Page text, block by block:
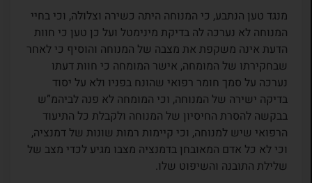
מנגד טען הנתבע, כי המנוחה היתה כשירה וצלולה, וכי בחיי
המנוחה לא נערכה לה בדיקת מינימטל ועל כן טען כי חוות
הדעת אינה משקפת את מצבה של המנוחה והוסיף כי לאחר
שבחקירתו של המומחה, אישר המומחה כי חוות דעתו
נערכה על סמך חומר רפואי שהונח בפניו ולא על יסוד
בדיקה ישירה של המנוחה, וכי המומחה לא פנה לביהמ”ש
בבקשה להסרת החיסיון של המנוחה ולקבלת כל התיעוד
הרפואי שיש למנוחה, וכי קיימות רמות שונות של דמנציה,
וכי לא כל אדם המאובחן בדמנציה מצבו מגיע לכדי מצב של
שלילת התובנה והשיפוט שלו.